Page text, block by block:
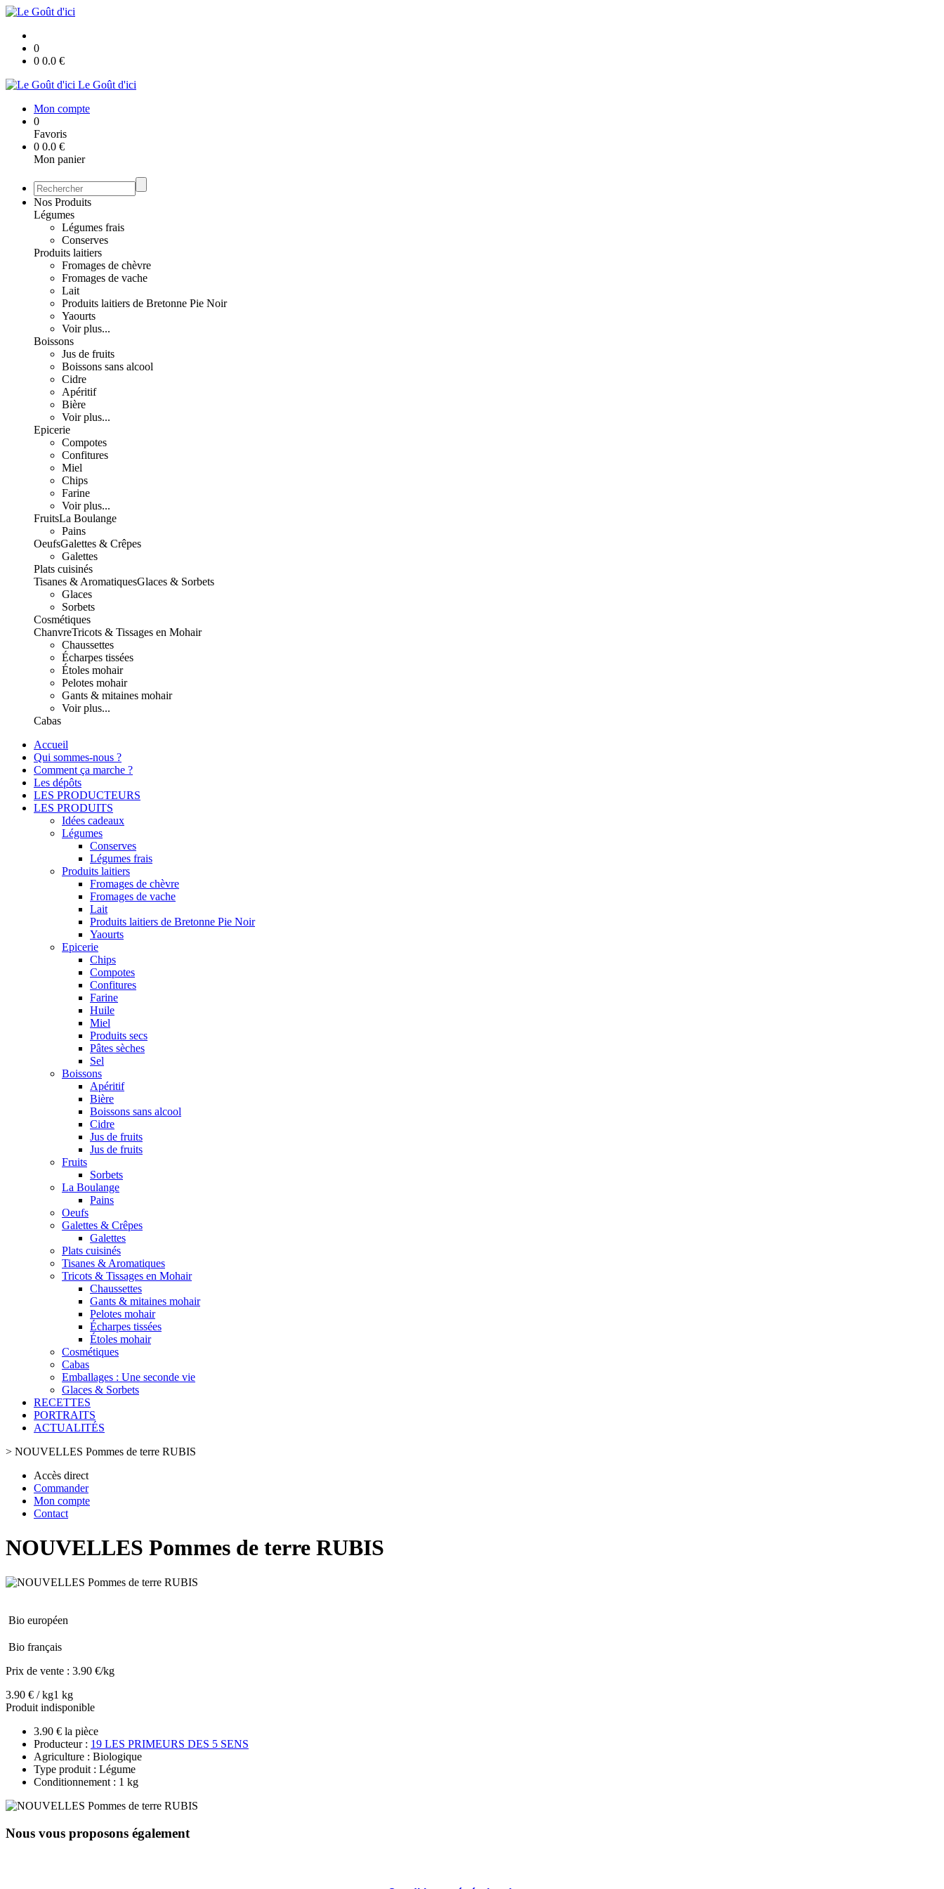
0
0 0.0 €
Le Goût d'ici
Mon compte
0
Favoris
0 0.0 €
Mon panier
Nos Produits
Légumes
Légumes frais
Conserves
Produits laitiers
Fromages de chèvre
Fromages de vache
Lait
Produits laitiers de Bretonne Pie Noir
Yaourts
Voir plus...
Boissons
Jus de fruits
Boissons sans alcool
Cidre
Apéritif
Bière
Voir plus...
Epicerie
Compotes
Confitures
Miel
Chips
Farine
Voir plus...
FruitsLa Boulange
Pains
OeufsGalettes & Crêpes
Galettes
Plats cuisinés
Tisanes & AromatiquesGlaces & Sorbets
Glaces
Sorbets
Cosmétiques
ChanvreTricots & Tissages en Mohair
Chaussettes
Écharpes tissées
Étoles mohair
Pelotes mohair
Gants & mitaines mohair
Voir plus...
Cabas
Accueil
Qui sommes-nous ?
Comment ça marche ?
Les dépôts
LES PRODUCTEURS
LES PRODUITS
Idées cadeaux
Légumes
Conserves
Légumes frais
Produits laitiers
Fromages de chèvre
Fromages de vache
Lait
Produits laitiers de Bretonne Pie Noir
Yaourts
Epicerie
Chips
Compotes
Confitures
Farine
Huile
Miel
Produits secs
Pâtes sèches
Sel
Boissons
Apéritif
Bière
Boissons sans alcool
Cidre
Jus de fruits
Jus de fruits
Fruits
Sorbets
La Boulange
Pains
Oeufs
Galettes & Crêpes
Galettes
Plats cuisinés
Tisanes & Aromatiques
Tricots & Tissages en Mohair
Chaussettes
Gants & mitaines mohair
Pelotes mohair
Écharpes tissées
Étoles mohair
Cosmétiques
Cabas
Emballages : Une seconde vie
Glaces & Sorbets
RECETTES
PORTRAITS
ACTUALITÉS
> NOUVELLES Pommes de terre RUBIS
Accès direct
Commander
Mon compte
Contact
NOUVELLES Pommes de terre RUBIS
Bio européen
Bio français
Prix de vente : 3.90 €/kg
3.90 € / kg1 kg
Produit indisponible
3.90 € la pièce
Producteur : 19 LES PRIMEURS DES 5 SENS
Agriculture : Biologique
Type produit : Légume
Conditionnement : 1 kg
Nous vous proposons également